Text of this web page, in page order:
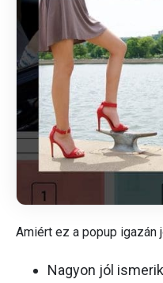
Amiért ez a popup igazán
Nagyon jól